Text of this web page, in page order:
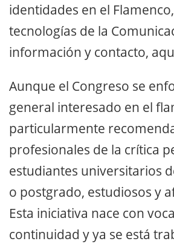
identidades en el
tecnologías de la
información y contacto,
Aunque el Congreso se
general interesado en el
particularmente
profesionales de la crítica
estudiantes universitarios
o postgrado, estudiosos y
Esta iniciativa nace con
continuidad y ya se está